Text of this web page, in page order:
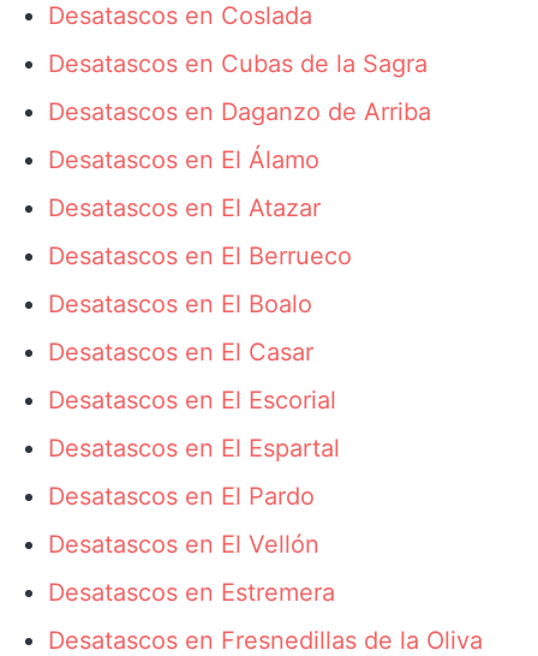
Desatascos en Coslada
Desatascos en Cubas de la Sagra
Desatascos en Daganzo de Arriba
Desatascos en El Álamo
Desatascos en El Atazar
Desatascos en El Berrueco
Desatascos en El Boalo
Desatascos en El Casar
Desatascos en El Escorial
Desatascos en El Espartal
Desatascos en El Pardo
Desatascos en El Vellón
Desatascos en Estremera
Desatascos en Fresnedillas de la Oliva